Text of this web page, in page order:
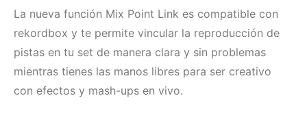
La nueva función Mix Point Link es compatible con
rekordbox y te permite vincular la reproducción de
pistas en tu set de manera clara y sin problemas
mientras tienes las manos libres para ser creativo
con efectos y mash-ups en vivo.